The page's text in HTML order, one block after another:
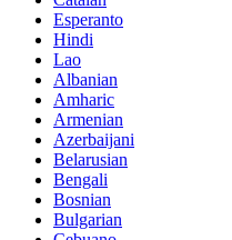
Esperanto
Hindi
Lao
Albanian
Amharic
Armenian
Azerbaijani
Belarusian
Bengali
Bosnian
Bulgarian